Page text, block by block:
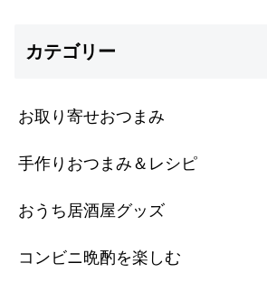
カテゴリー
お取り寄せおつまみ
手作りおつまみ＆レシピ
おうち居酒屋グッズ
コンビニ晩酌を楽しむ